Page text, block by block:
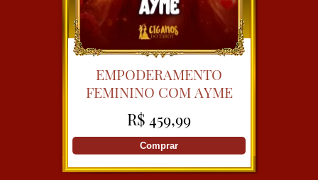
EMPODERAMENTO
FEMININO COM AYME
R$ 459,99
Comprar